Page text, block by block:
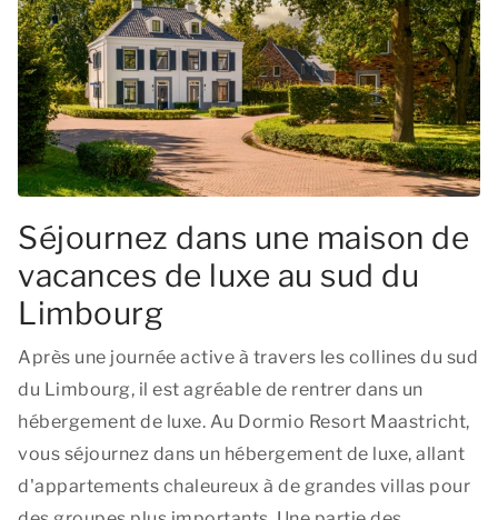
Séjournez dans une maison de
vacances de luxe au sud du
Limbourg
Après une journée active à travers les collines du sud
du Limbourg, il est agréable de rentrer dans un
hébergement de luxe. Au Dormio Resort Maastricht,
vous séjournez dans un hébergement de luxe, allant
d'appartements chaleureux à de grandes villas pour